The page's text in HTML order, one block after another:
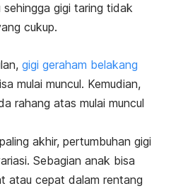
sehingga gigi taring tidak
cukup.
gigi geraham belakang
mulai muncul. Kemudian,
rahang atas mulai muncul
akhir, pertumbuhan gigi
Sebagian anak bisa
atau cepat dalam rentang